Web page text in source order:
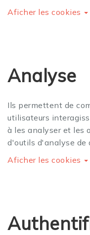
Aficher les cookies
Analyse
Ils permettent de
utilisateurs
à les analyser et les
d'outils d'analyse de
Aficher les cookies